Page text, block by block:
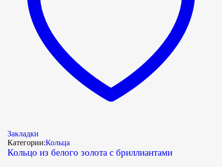
Закладки
Категории:Кольца
Кольцо из белого золота с бриллиантами